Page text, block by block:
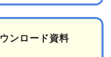
ンロード資料